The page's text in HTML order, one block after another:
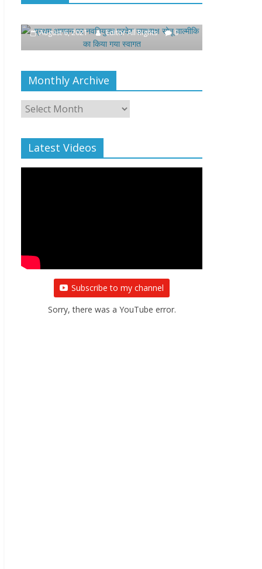
August 6, 2021 Editor All Rights 0
खिलाफ
Monthly Archive
Monthly
Archive
Latest Videos
Subscribe to my channel
Sorry, there was a YouTube error.